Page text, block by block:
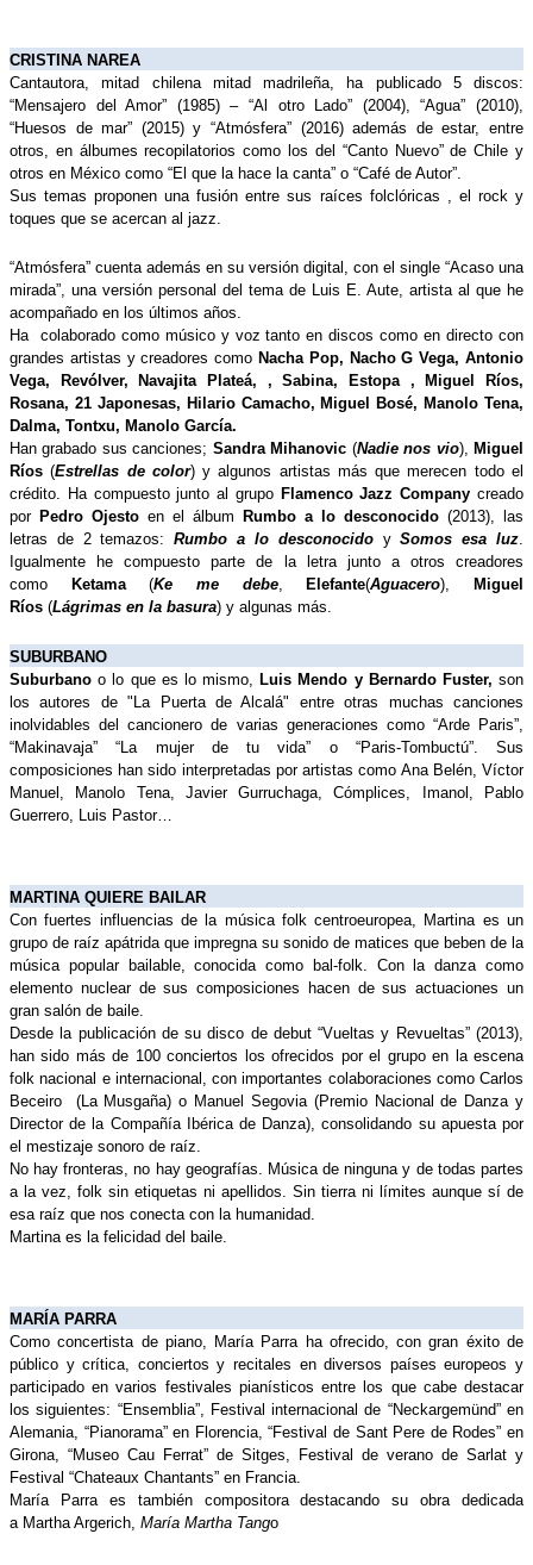
CRISTINA NAREA
Cantautora, mitad chilena mitad madrileña, ha publicado 5 discos:
“Mensajero del Amor” (1985) – “Al otro Lado” (2004), “Agua” (2010),
“Huesos de mar” (2015) y “Atmósfera” (2016) además de estar, entre
otros, en álbumes recopilatorios como los del “Canto Nuevo” de Chile y
otros en México como “El que la hace la canta” o “Café de Autor”.
Sus temas proponen una fusión entre sus raíces folclóricas , el rock y
toques que se acercan al jazz.
“Atmósfera” cuenta además en su versión digital, con el single “Acaso una
mirada”, una versión personal del tema de Luis E. Aute, artista al que he
acompañado en los últimos años.
Ha  colaborado como músico y voz tanto en discos como en directo con
grandes artistas y creadores como Nacha Pop, Nacho G Vega, Antonio
Vega, Revólver, Navajita Plateá, , Sabina, Estopa , Miguel Ríos,
Rosana, 21 Japonesas, Hilario Camacho, Miguel Bosé, Manolo Tena,
Dalma, Tontxu, Manolo García.
Han grabado sus canciones; Sandra Mihanovic (Nadie nos vio), Miguel
Ríos (Estrellas de color) y algunos artistas más que merecen todo el
crédito. Ha compuesto junto al grupo Flamenco Jazz Company creado
por Pedro Ojesto en el álbum Rumbo a lo desconocido (2013), las
letras de 2 temazos: Rumbo a lo desconocido y Somos esa luz.
Igualmente he compuesto parte de la letra junto a otros creadores
como
Ketama (Ke me debe, Elefante(Aguacero),
Miguel
Ríos (Lágrimas en la basura) y algunas más.
SUBURBANO
Suburbano o lo que es lo mismo, Luis Mendo y Bernardo Fuster, son
los autores de "La Puerta de Alcalá" entre otras muchas canciones
inolvidables del cancionero de varias generaciones como “Arde Paris”,
“Makinavaja” “La mujer de tu vida” o “Paris-Tombuctú”. Sus
composiciones han sido interpretadas por artistas como Ana Belén, Víctor
Manuel, Manolo Tena, Javier Gurruchaga, Cómplices, Imanol, Pablo
Guerrero, Luis Pastor…
MARTINA QUIERE BAILAR
Con fuertes influencias de la música folk centroeuropea, Martina es un
grupo de raíz apátrida que impregna su sonido de matices que beben de la
música popular bailable, conocida como bal-folk. Con la danza como
elemento nuclear de sus composiciones hacen de sus actuaciones un
gran salón de baile.
Desde la publicación de su disco de debut “Vueltas y Revueltas” (2013),
han sido más de 100 conciertos los ofrecidos por el grupo en la escena
folk nacional e internacional, con importantes colaboraciones como Carlos
Beceiro  (La Musgaña) o Manuel Segovia (Premio Nacional de Danza y
Director de la Compañía Ibérica de Danza), consolidando su apuesta por
el mestizaje sonoro de raíz.
No hay fronteras, no hay geografías. Música de ninguna y de todas partes
a la vez, folk sin etiquetas ni apellidos. Sin tierra ni límites aunque sí de
esa raíz que nos conecta con la humanidad.
Martina es la felicidad del baile.
MARÍA PARRA
Como concertista de piano, María Parra ha ofrecido, con gran éxito de
público y crítica, conciertos y recitales en diversos países europeos y
participado en varios festivales pianísticos entre los que cabe destacar
los siguientes: “Ensemblia”, Festival internacional de “Neckargemünd” en
Alemania, “Pianorama” en Florencia, “Festival de Sant Pere de Rodes” en
Girona, “Museo Cau Ferrat” de Sitges, Festival de verano de Sarlat y
Festival “Chateaux Chantants” en Francia.
María Parra es también compositora destacando su obra dedicada
a Martha Argerich, María Martha Tango